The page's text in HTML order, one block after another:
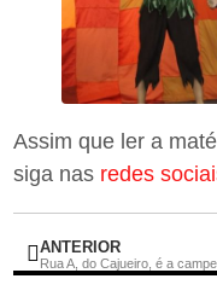
Assim que ler a
siga nas redes
ANTERIOR